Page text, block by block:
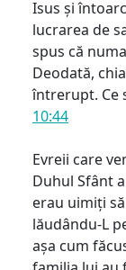
Isus și
lucrarea de
spus că
Deodată,
întrerupt. Ce
10:44
Evreii care
Duhul Sfânt
erau uimiți
lăudându-L
așa cum